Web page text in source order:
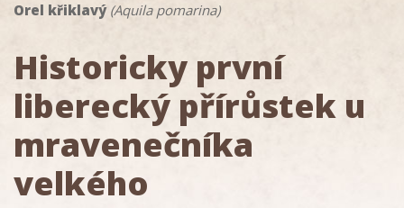
Orel křiklavý (Aquila pomarina)
Historicky první
liberecký přírůstek u
mravenečníka
velkého